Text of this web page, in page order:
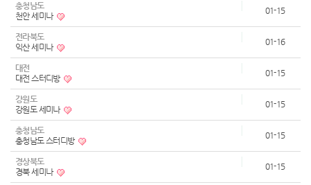
충청남도
천안 세미나
01-15
전라북도
익산 세미나
01-16
대전
대전 스터디방
01-15
강원도
강원도 세미나
01-15
충청남도
충청남도 스터디방
01-15
경상북도
경북 세미나
01-15